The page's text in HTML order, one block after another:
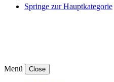
Springe zur Hauptkategorie
Menü Close